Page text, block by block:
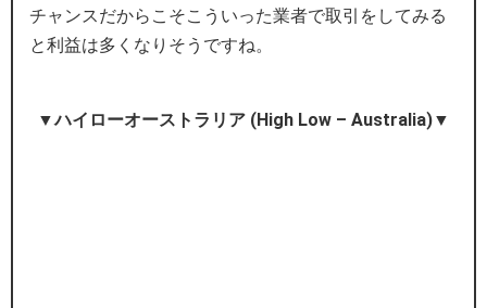
チャンスだからこそこういった業者で取引をしてみる
と利益は多くなりそうですね。
▼ハイローオーストラリア (High Low – Australia)▼